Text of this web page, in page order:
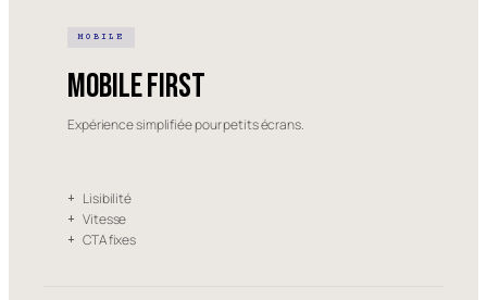
MOBILE
Mobile first
Expérience simplifiée pour petits écrans.
+ Lisibilité
+ Vitesse
+ CTA fixes